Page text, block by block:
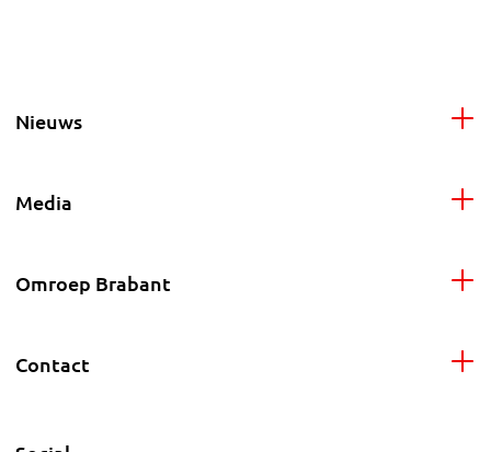
Nieuws
Media
Omroep Brabant
Contact